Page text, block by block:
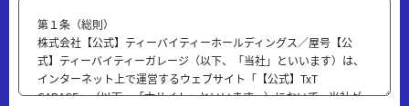
第１条（総則）
株式会社【公式】ティーバイティーホールディングス／屋号【公
式】ティーバイティーガレージ（以下、「当社」といいます）は、
インターネット上で運営するウェブサイト「【公式】TxT
GARAGE」（以下、「本サイト」といいます。）において、当社が